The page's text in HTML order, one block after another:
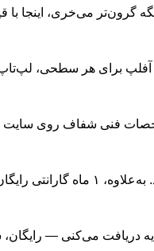
گرون‌تر می‌خری، اینجا
آفلپ برای هر سطحی،
فنی شفاف روی سایت
دریافت می‌کنی.
دریافت می‌کنی —